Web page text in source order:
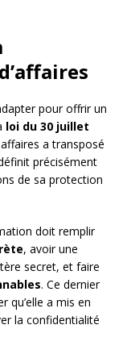
pour offrir un
loi du 30 juillet
a transposé
précisément
de sa protection
doit remplir
, avoir une
secret, et faire
. Ce dernier
qu’elle a mis en
la confidentialité